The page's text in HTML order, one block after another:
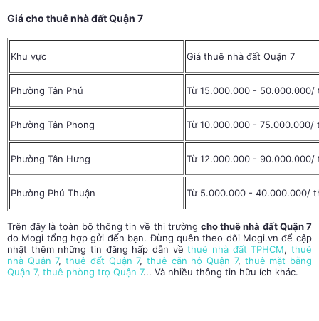
Giá cho thuê nhà đất Quận 7
Khu vực Giá thuê nhà đất Quận 7
Phường Tân Phú Từ 15.000.000 - 50.000.000/
Phường Tân Phong Từ 10.000.000 - 75.000.000/
Phường Tân Hưng Từ 12.000.000 - 90.000.000/
Phường Phú Thuận Từ 5.000.000 - 40.000.000/
Trên đây là toàn bộ thông tin về thị trường cho thuê nhà đất Quận 7
do Mogi tổng hợp gửi đến bạn. Đừng quên theo dõi Mogi.vn để cập
nhật thêm những tin đăng hấp dẫn vềthuê nhà đất TPHCM,thuê
nhà Quận 7,thuê đất Quận 7,thuê căn hộ Quận 7, thuê mặt bằng
Quận 7, thuê phòng trọ Quận 7... Và nhiều thông tin hữu ích khác.